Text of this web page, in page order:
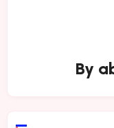
By